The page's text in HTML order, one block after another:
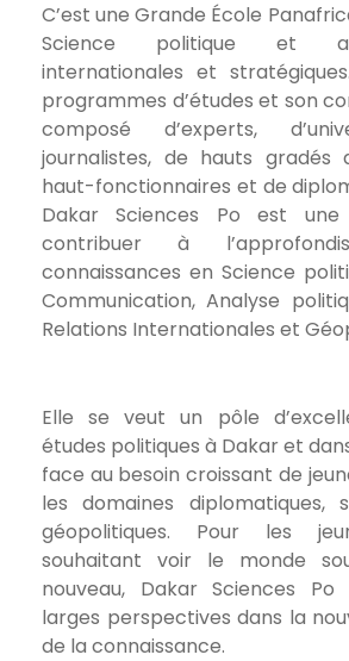
C’est une Grande École
Science politique et
internationales et
programmes d’études et son
composé d’experts,
journalistes, de hauts gradés
haut-fonctionnaires et de
Dakar Sciences Po est
contribuer à
connaissances en Science
Communication, Analyse
Relations Internationales et
Elle se veut un pôle
études politiques à Dakar et
face au besoin croissant de
les domaines diplomatiques,
géopolitiques. Pour les
souhaitant voir le monde
nouveau, Dakar Sciences
larges perspectives dans la
de la connaissance.